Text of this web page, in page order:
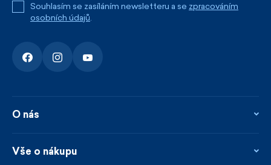
Souhlasím se zasíláním newsletteru a se zpracováním
osobních údajů.
O nás
Kontakty
Vše o nákupu